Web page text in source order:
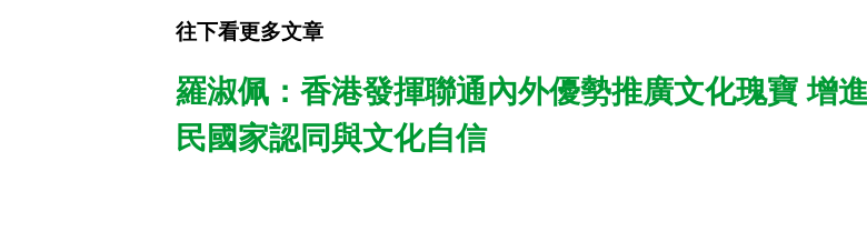
往下看更多文章
羅淑佩：香港發揮聯通內外優勢推廣文化瑰寶 增
民國家認同與文化自信